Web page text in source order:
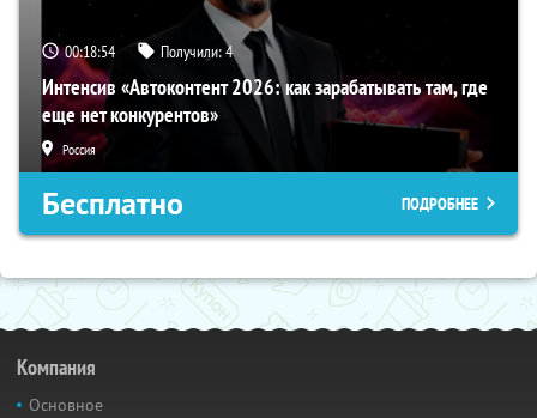
00:18:54 Получили:4
Интенсив «Автоконтент 2026: как зарабатывать там, где
еще нет конкурентов»
Россия
Бесплатно ПОДРОБНЕЕ
Компания
Основное